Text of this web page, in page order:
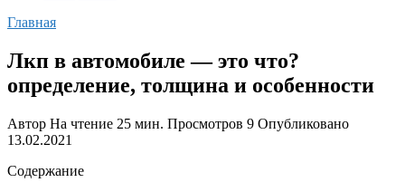
Главная
Лкп в автомобиле — это что?
определение, толщина и особенности
Автор На чтение 25 мин. Просмотров 9 Опубликовано
13.02.2021
Содержание